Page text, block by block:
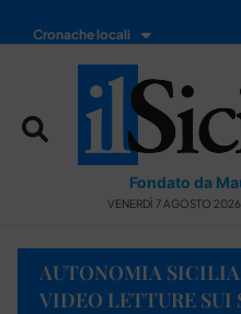
Cronache locali
Fondato da
VENERDÌ 7 AGOSTO
AUTONOMIA
VIDEO LETTURE SUI